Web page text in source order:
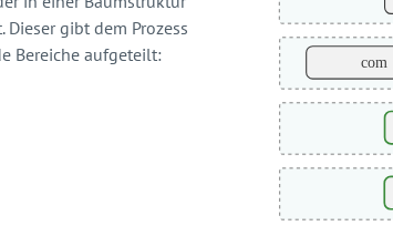
gibt dem Prozess
Bereiche aufgeteilt: